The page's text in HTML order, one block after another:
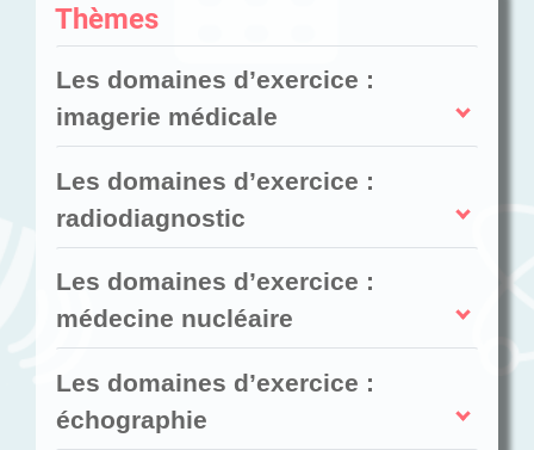
Thèmes
Les domaines d’exercice :
imagerie médicale
Les domaines d’exercice :
radiodiagnostic
Les domaines d’exercice :
médecine nucléaire
Les domaines d’exercice :
échographie